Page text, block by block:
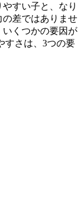
すい子と、なり
差ではありませ
いくつかの要因が
すさは、3つの要